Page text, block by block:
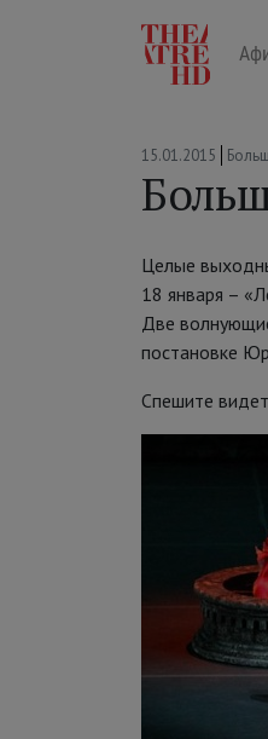
15.01.2015
Целые
18 января –
Две
постановке
Спешите